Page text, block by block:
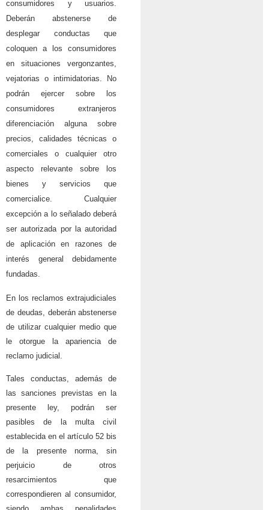
consumidores y usuarios.
Deberán abstenerse de
desplegar conductas que
coloquen a los consumidores
en situaciones vergonzantes,
vejatorias o intimidatorias. No
podrán ejercer sobre los
consumidores extranjeros
diferenciación alguna sobre
precios, calidades técnicas o
comerciales o cualquier otro
aspecto relevante sobre los
bienes y servicios que
comercialice. Cualquier
excepción a lo señalado deberá
ser autorizada por la autoridad
de aplicación en razones de
interés general debidamente
fundadas.
En los reclamos extrajudiciales
de deudas, deberán abstenerse
de utilizar cualquier medio que
le otorgue la apariencia de
reclamo judicial.
Tales conductas, además de
las sanciones previstas en la
presente ley, podrán ser
pasibles de la multa civil
establecida en el artículo 52 bis
de la presente norma, sin
perjuicio de otros
resarcimientos que
correspondieren al consumidor,